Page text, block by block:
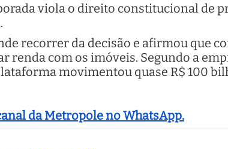
viola o direito constitucional de
recorrer da decisão e afirmou que
renda com os imóveis. Segundo a
movimentou quase R$ 100
da Metropole no WhatsApp.